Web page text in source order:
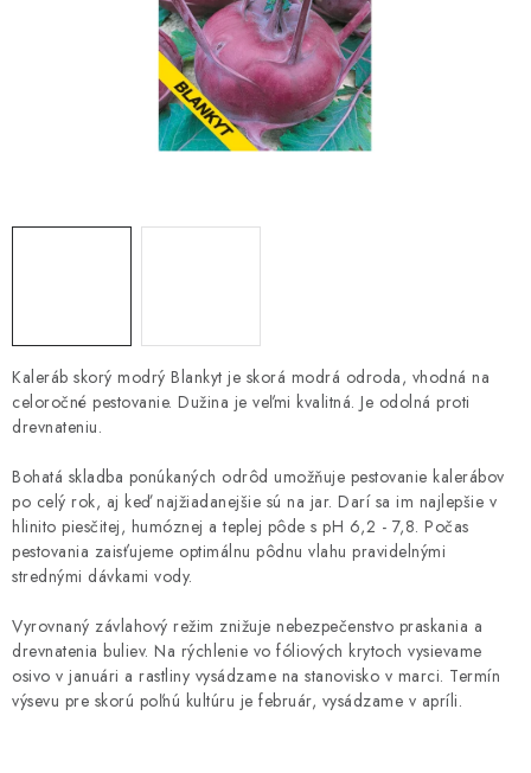
Podmienky ochrany osobných údajov
Kaleráb skorý modrý Blankyt je skorá modrá odroda, vhodná na
celoročné pestovanie. Dužina je veľmi kvalitná. Je odolná proti
drevnateniu.
Bohatá skladba ponúkaných odrôd umožňuje pestovanie kalerábov
po celý rok, aj keď najžiadanejšie sú na jar. Darí sa im najlepšie v
hlinito piesčitej, humóznej a teplej pôde s pH 6,2 - 7,8. Počas
pestovania zaisťujeme optimálnu pôdnu vlahu pravidelnými
strednými dávkami vody.
Vyrovnaný závlahový režim znižuje nebezpečenstvo praskania a
drevnatenia buliev. Na rýchlenie vo fóliových krytoch vysievame
osivo v januári a rastliny vysádzame na stanovisko v marci. Termín
výsevu pre skorú poľnú kultúru je február, vysádzame v apríli.